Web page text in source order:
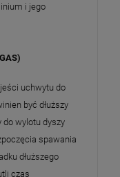
i jego
uchwytu do
być dłuższy
do wylotu dyszy
spawania
dłuższego
czas